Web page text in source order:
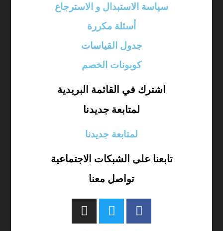
سياسة الاستبدال و الاسترجاع
أسئلة مكررة
جدول القياسات
كوبونات الخصم
اشترك في القائمة البريدية
لمتابعة جديدنا
لمتابعة جديدنا
تابعنا على الشبكات الاجتماعية
تواصل معنا